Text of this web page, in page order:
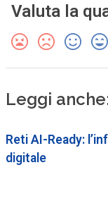
Valuta la
Leggi
Reti AI-Ready:
digitale